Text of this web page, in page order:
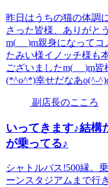
昨日はうちの猫の体調
さった皆様、ありがと
m(_ _)m親身になって
たみい様イノッチ様も
ございましたm(_ _)m
(*^o^*)幸せだなあo(^-
副店長のこころ
いってきます♪結構
が乗ってる♪
シャトルバス!500縁。
ーンスタジアムまで行